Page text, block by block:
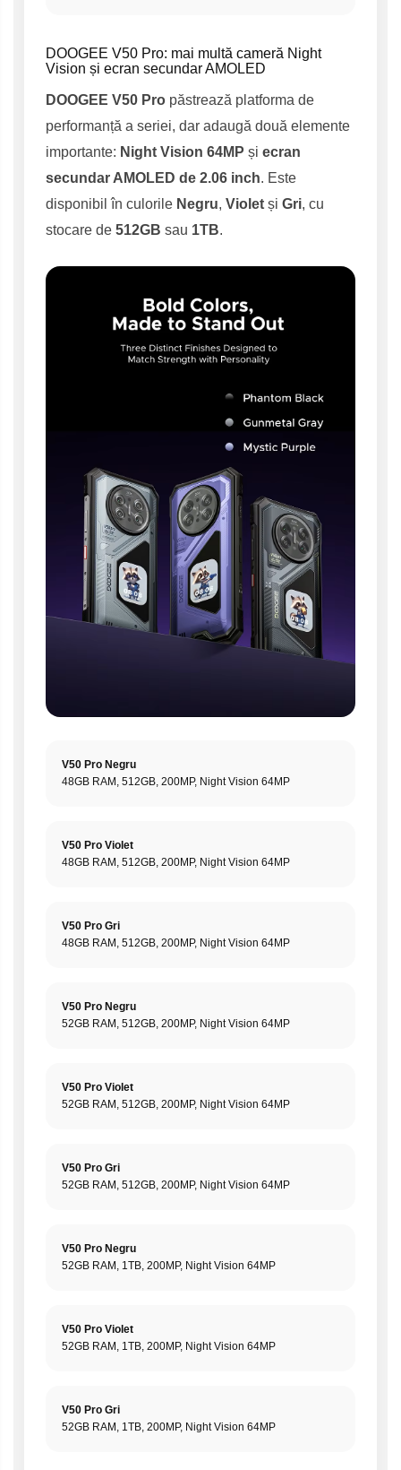
DOOGEE V50 Pro: mai multă cameră Night
Vision și ecran secundar AMOLED
DOOGEE V50 Pro păstrează platforma de
performanță a seriei, dar adaugă două elemente
importante: Night Vision 64MP și ecran
secundar AMOLED de 2.06 inch. Este
disponibil în culorile Negru, Violet și Gri, cu
stocare de 512GB sau 1TB.
V50 Pro Negru
48GB RAM, 512GB, 200MP, Night Vision 64MP
V50 Pro Violet
48GB RAM, 512GB, 200MP, Night Vision 64MP
V50 Pro Gri
48GB RAM, 512GB, 200MP, Night Vision 64MP
V50 Pro Negru
52GB RAM, 512GB, 200MP, Night Vision 64MP
V50 Pro Violet
52GB RAM, 512GB, 200MP, Night Vision 64MP
V50 Pro Gri
52GB RAM, 512GB, 200MP, Night Vision 64MP
V50 Pro Negru
52GB RAM, 1TB, 200MP, Night Vision 64MP
V50 Pro Violet
52GB RAM, 1TB, 200MP, Night Vision 64MP
V50 Pro Gri
52GB RAM, 1TB, 200MP, Night Vision 64MP